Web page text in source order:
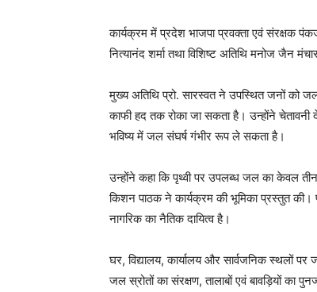
कार्यक्रम में प्रदेश भाजपा प्रवक्ता एवं संरक्षक
नित्यानंद शर्मा तथा विशिष्ट अतिथि मनोज जैन
मुख्य अतिथि प्रो. सारस्वत ने उपस्थित जनों को
काफी हद तक रोका जा सकता है। उन्होंने चेतावनी
भविष्य में जल संघर्ष गंभीर रूप ले सकता है।
उन्होंने कहा कि पृथ्वी पर उपलब्ध जल का केवल तीन
किशन पाठक ने कार्यक्रम की भूमिका प्रस्तुत
नागरिक का नैतिक दायित्व है।
घर, विद्यालय, कार्यालय और सार्वजनिक स्थलों
जल स्रोतों का संरक्षण, तालाबों एवं बावड़ियों